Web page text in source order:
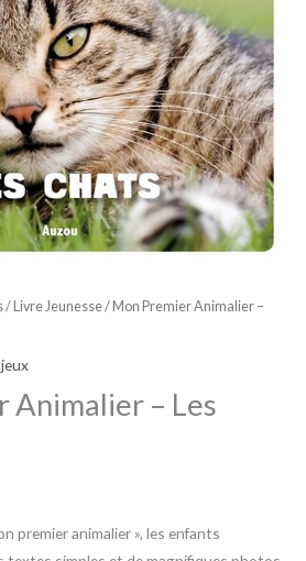
/Livre Jeunesse/ Mon Premier Animalier –
Animalier – Les
premier animalier », les enfants